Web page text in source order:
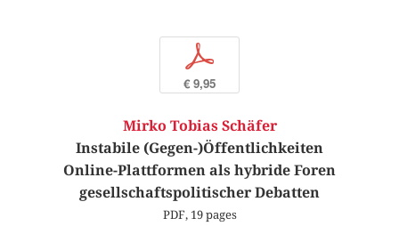
p
€ 9,95
Mirko Tobias Schäfer
Instabile (Gegen-)Öffentlichkeiten
Online-Plattformen als hybride Foren
gesellschaftspolitischer Debatten
PDF, 19 pages